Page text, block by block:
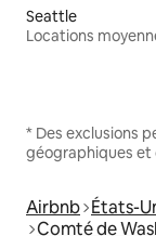
Seattle
* Des exclusions
géographiques et
Airbnb États-
Comté de